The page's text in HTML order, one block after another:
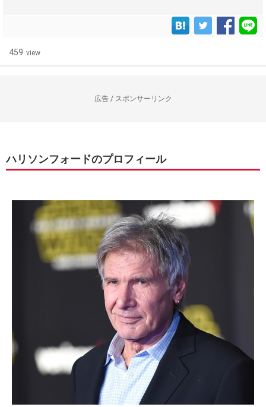
459 view
広告 / スポンサーリンク
ハリソンフォードのプロフィール